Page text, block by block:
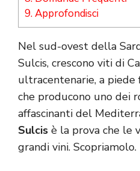
9.Approfondisci
Nel sud-ovest della
Sulcis, crescono viti di
ultracentenarie, a piede
che producono uno dei
affascinanti del
Sulcis è la prova che le
grandi vini. Scopriamolo.